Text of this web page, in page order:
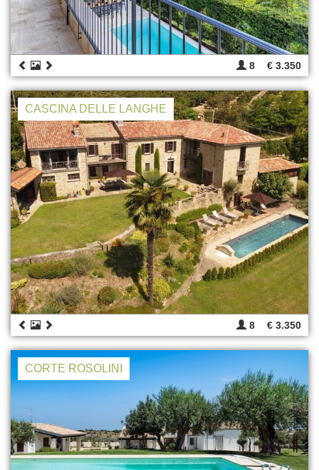
8 € 3.350
CASCINA DELLE LANGHE
8 € 3.350
CORTE ROSOLINI